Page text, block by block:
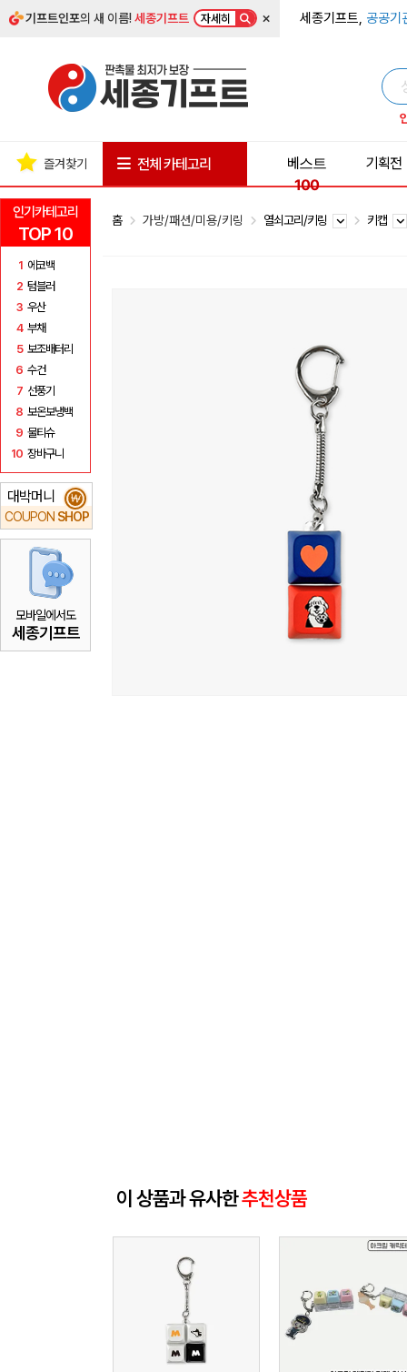
기프트인포의 새 이름!세종기프트 자세히 × 세종기프트, 공공기
인기카테고리
TOP 10
1 에코백
2 텀블러
3 우산
4 부채
5 보조배터리
6 수건
7 선풍기
8 보온보냉백
9 물티슈
10 장바구니
대박머니
COUPON SHOP
₩
모바일에서도
세종기프트
즐겨찾기 전체 카테고리
베스트
100
기획전
홈 가방/패션/미용/키링 열쇠고리/키링 키캡
이 상품과 유사한추천상품